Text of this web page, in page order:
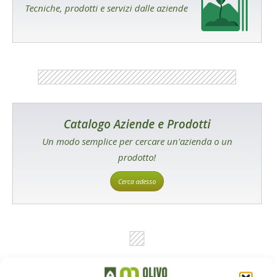
Tecniche, prodotti e servizi dalle aziende
Catalogo Aziende e Prodotti
Un modo semplice per cercare un'azienda o un
prodotto!
Cerca adesso